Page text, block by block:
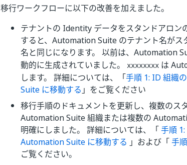
移行ワークフローに以下の改善を加えました。
テナントの Identity データをスタンドアロ
すると、Automation Suite のテナント名が
名と同じになります。 以前は、Automation
動的に生成されていました。
xxxxxxxx は
します。 詳細については、「手順 1: ID 組織
Suite に移動する 」をご覧ください
移行手順のドキュメントを更新し、複数のス
Automation Suite 組織または複数の
明確にしました。 詳細については、「手順
Automation Suite に移動する 」および「手
ご覧ください。